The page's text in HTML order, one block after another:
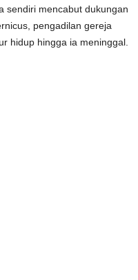
sendiri mencabut dukungan
pengadilan gereja
hidup hingga ia meninggal.